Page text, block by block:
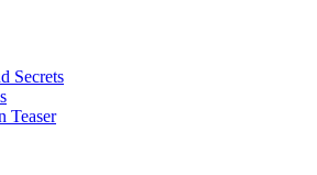
Secrets
Teaser